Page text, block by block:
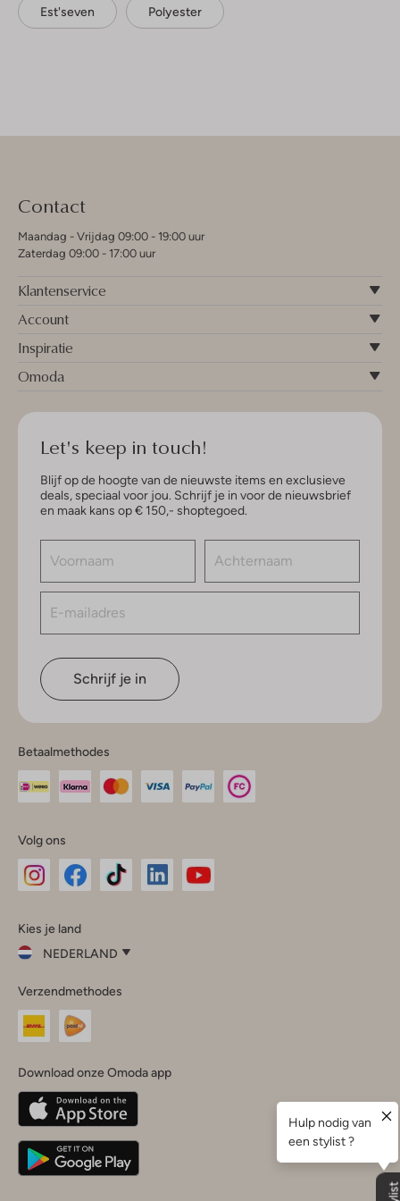
Est'seven Polyester
Contact
Maandag - Vrijdag 09:00 - 19:00 uur
Zaterdag 09:00 - 17:00 uur
Klantenservice
Account
Inspiratie
Omoda
Let's keep in touch!
Blijf op de hoogte van de nieuwste items en exclusieve
deals, speciaal voor jou. Schrijf je in voor de nieuwsbrief
en maak kans op € 150,- shoptegoed.
Schrijf je in
Betaalmethodes
Volg ons
InstagramFacebook
Kies je land
NEDERLAND
je
land
Nederland
Belgique(Français)
Deutschland
Verzendmethodes
Download onze Omoda app